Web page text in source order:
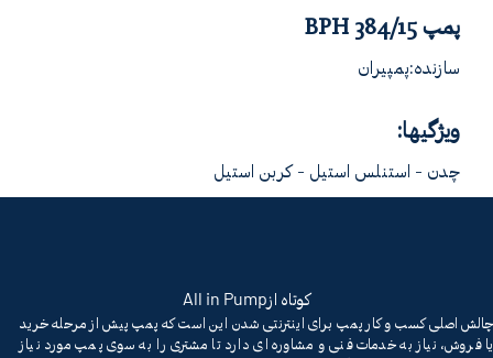
پمپ BPH 384/15
سازنده:پمپیران
ویژگیها:
چدن - استنلس استیل - کربن استیل
کوتاه ازAll in Pump
چالش اصلی کسب و کار پمپ برای اینترنتی شدن این است که پمپ پیش از مرحله خرید
یا فروش، نیاز به خدمات فنی و مشاوره ای دارد تا مشتری را به سوی پمپ مورد نیاز